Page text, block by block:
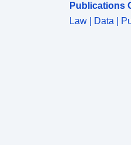
Publications
Law | Data |